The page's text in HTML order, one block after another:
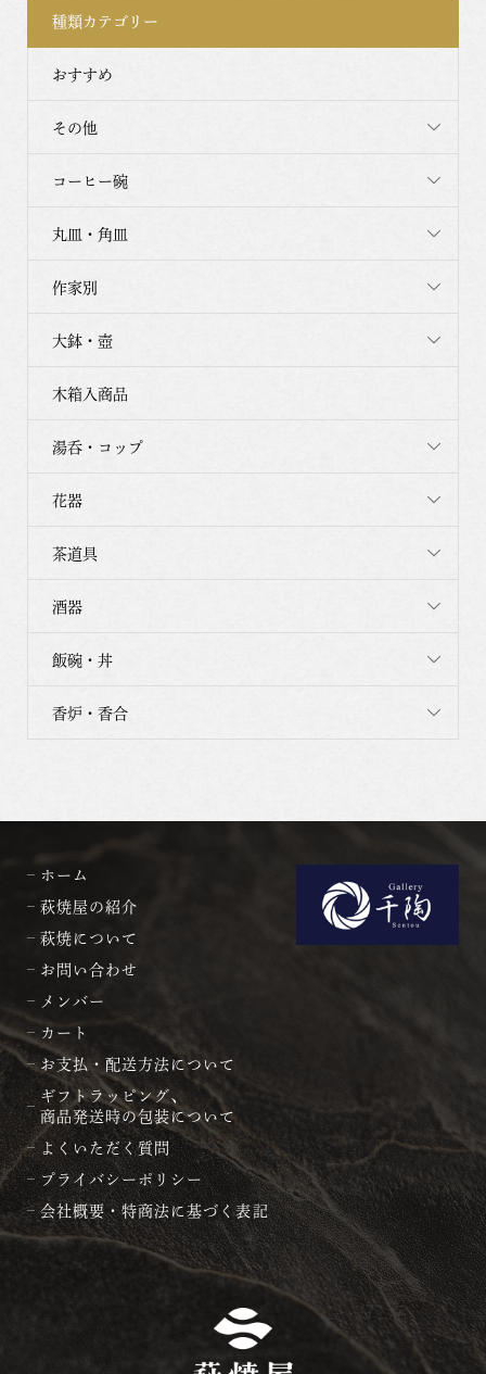
種類カテゴリー
おすすめ
その他
コーヒー碗
丸皿・角皿
作家別
大鉢・壺
木箱入商品
湯呑・コップ
花器
茶道具
酒器
飯碗・丼
香炉・香合
ホーム
萩焼屋の紹介
萩焼について
お問い合わせ
メンバー
カート
お支払・配送方法について
ギフトラッピング、
商品発送時の包装について
よくいただく質問
プライバシーポリシー
会社概要・特商法に基づく表記